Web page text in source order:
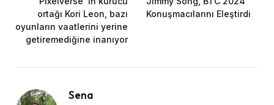
ortağı Kori Leon, bazı
oyunların vaatlerini yerine
getiremediğine inanıyor
Konuşmacılarını Eleştirdi
Sena